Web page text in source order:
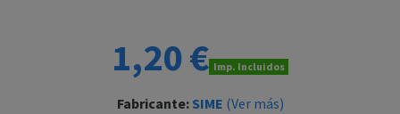
1,20 € Imp. Incluidos
Fabricante: SIME (Ver más)